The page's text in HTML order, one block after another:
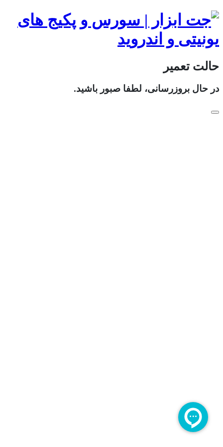
حالت تعمیر
در حال بروزرسانی، لطفا صبور باشید.